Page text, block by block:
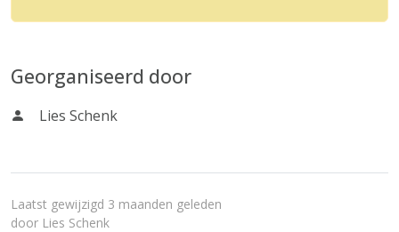
Georganiseerd door
Lies Schenk
Laatst gewijzigd 3 maanden geleden
door Lies Schenk